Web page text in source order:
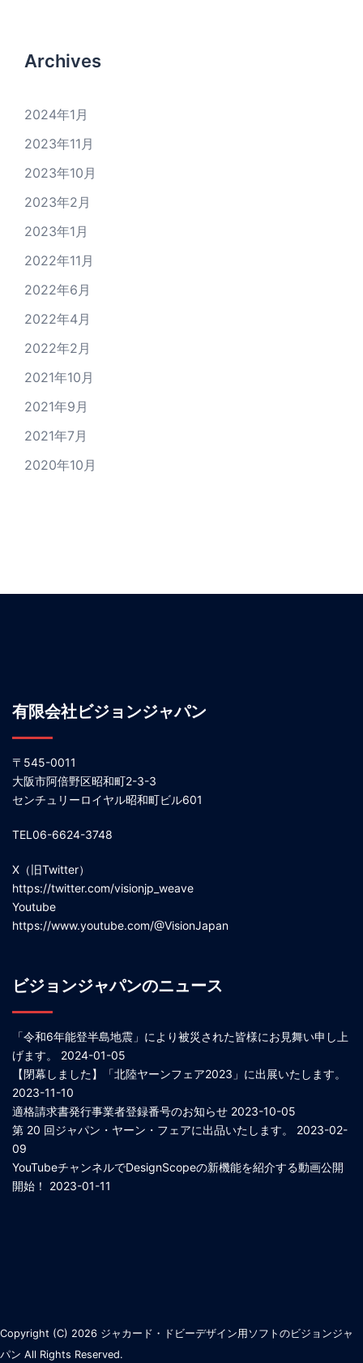
Archives
2024年1月
2023年11月
2023年10月
2023年2月
2023年1月
2022年11月
2022年6月
2022年4月
2022年2月
2021年10月
2021年9月
2021年7月
2020年10月
有限会社ビジョンジャパン
〒545-0011
大阪市阿倍野区昭和町2-3-3
センチュリーロイヤル昭和町ビル601
TEL06-6624-3748
X（旧Twitter）
https://twitter.com/visionjp_weave
Youtube
https://www.youtube.com/@VisionJapan
ビジョンジャパンのニュース
「令和6年能登半島地震」により被災された皆様にお見舞い申し上
げます。
2024-01-05
【閉幕しました】「北陸ヤーンフェア2023」に出展いたします。
2023-11-10
適格請求書発行事業者登録番号のお知らせ 2023-10-05
第 20 回ジャパン・ヤーン・フェアに出品いたします。
2023-02-
09
YouTubeチャンネルでDesignScopeの新機能を紹介する動画公開
開始！
2023-01-11
Copyright (C) 2026 ジャカード・ドビーデザイン用ソフトのビジョンジャ
パン All Rights Reserved.